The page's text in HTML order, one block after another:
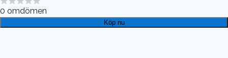
0 omdömen
Köp nu